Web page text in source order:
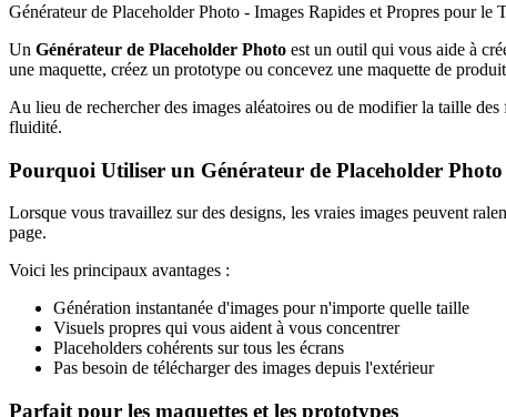
Générateur de Placeholder Photo - Images Rapides et Propres pour le
Un Générateur de Placeholder Photo est un outil qui vous aide à
une maquette, créez un prototype ou concevez une maquette de
Au lieu de rechercher des images aléatoires ou de modifier la taille
fluidité.
Pourquoi Utiliser un Générateur de Placeholder Photo
Lorsque vous travaillez sur des designs, les vraies images peuvent
page.
Voici les principaux avantages :
Génération instantanée d'images pour n'importe quelle taille
Visuels propres qui vous aident à vous concentrer
Placeholders cohérents sur tous les écrans
Pas besoin de télécharger des images depuis l'extérieur
Parfait pour les maquettes et les prototypes